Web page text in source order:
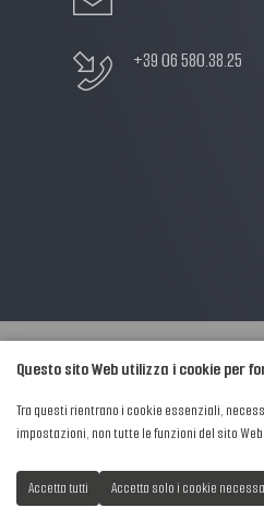
+39 06 580.38.25
Privacy Policy
Cookies
Questo sito Web utilizza i cookie per
Tra questi rientrano i cookie essenziali,
impostazioni, non tutte le funzioni del sito
Accetta tutti Accetta solo i cookie